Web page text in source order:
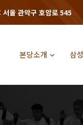
서울 관악구 호암로 545
본당소개 삼